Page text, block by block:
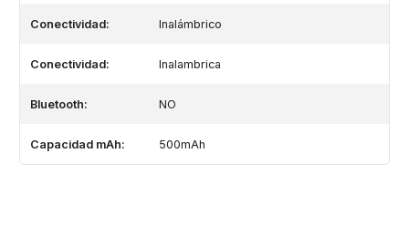
Conectividad: Inalámbrico
Conectividad: Inalambrica
Bluetooth: NO
Capacidad mAh: 500mAh